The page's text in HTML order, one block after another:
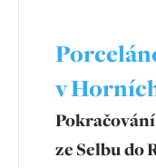
v
ze Selbu do